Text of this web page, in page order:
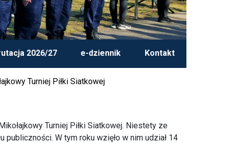
2026/27 e-dziennik Kontakt
Turniej Piłki Siatkowej
Turniej Piłki Siatkowej. Niestety ze
W tym roku wzięło w nim udział 14